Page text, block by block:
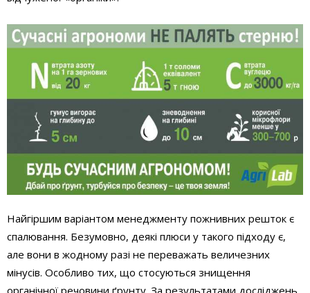
Найгіршим варіантом менеджменту пожнивних решток є
спалювання. Безумовно, деякі плюси у такого підходу є,
але вони в жодному разі не переважать величезних
мінусів. Особливо тих, що стосуються знищення